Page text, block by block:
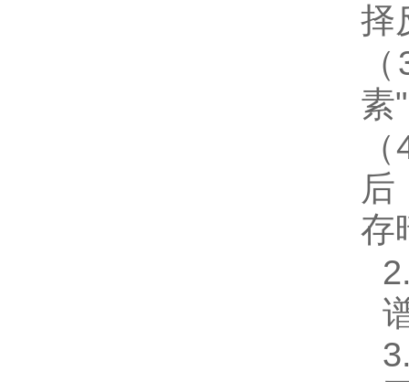
择
（
素
（
后
存